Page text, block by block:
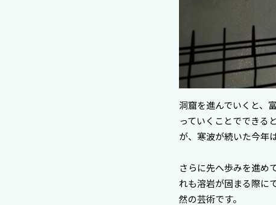
洞窟を進んでいくと、
っていくことでできる
が、寒波が続いた今年
さらに先へ歩みを進め
れも溶岩が固まる際に
然の芸術です。